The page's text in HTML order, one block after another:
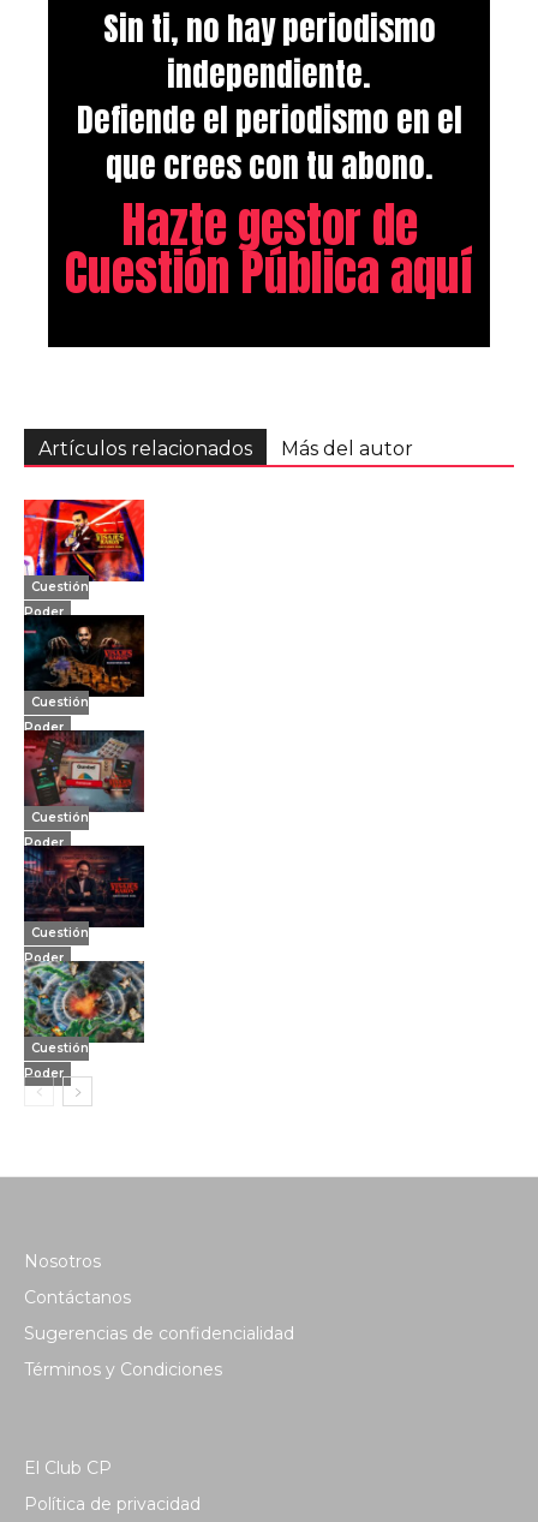
Sin ti, no hay periodismo
independiente.
Defiende el periodismo en el
que crees con tu abono.
Hazte gestor de
Cuestión Pública aquí
Artículos relacionados Más del autor
Cuestión
Poder
Cuestión
Poder
Cuestión
Poder
Cuestión
Poder
Cuestión
Poder
Nosotros
Contáctanos
Sugerencias de confidencialidad
Términos y Condiciones
El Club CP
Política de privacidad